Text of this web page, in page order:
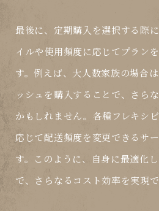
最後に、 定期購入 を選択する際
イルや使用頻度に応じてプラン
す。例えば、大人数家族の場合
ッシュを購入することで、さら
かもしれません。各種フレキシ
応じて配送頻度を変更できるサ
す。このように、自身に最適化
で、さらなるコスト効率を実現で